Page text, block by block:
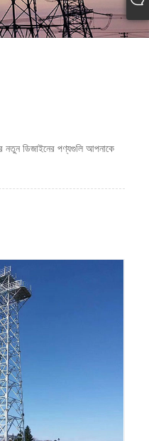
নতুন ডিজাইনের পণ্যগুলি আপনাকে